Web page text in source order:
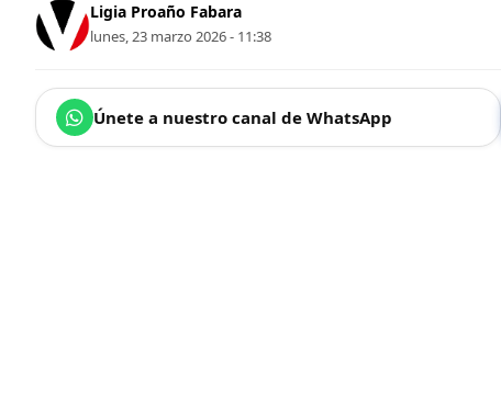
Ligia Proaño Fabara
lunes, 23 marzo 2026 - 11:38
Únete a nuestro canal de WhatsApp